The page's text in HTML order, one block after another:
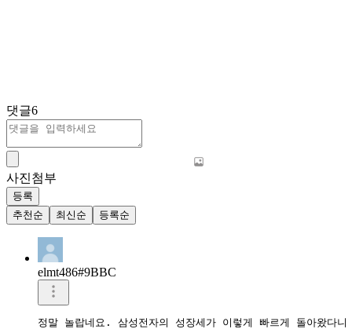
댓글6
사진첨부
등록
추천순
최신순 등록순
elmt486#9BBC
정말 놀랍네요. 삼성전자의 성장세가 이렇게 빠르게 돌아왔다